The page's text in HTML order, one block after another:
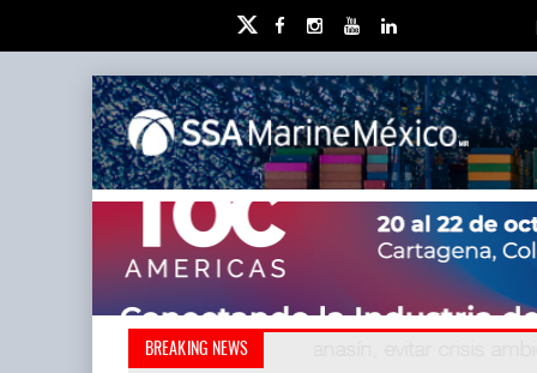
BREAKING NEWS